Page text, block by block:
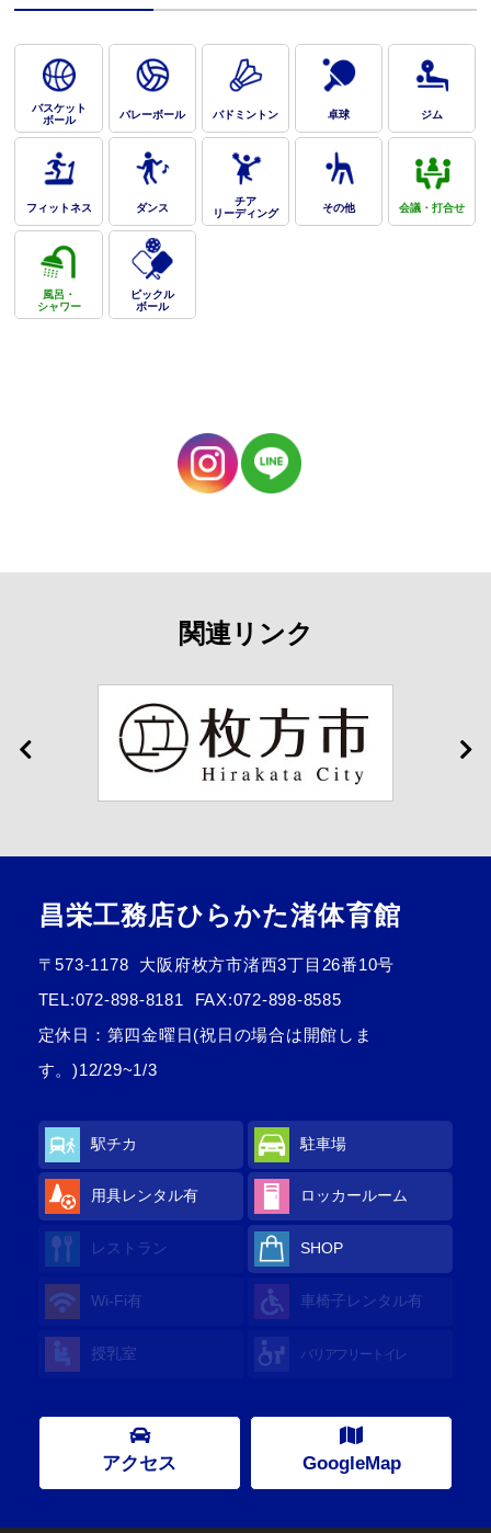
バスケット
ボール
バレーボール バドミントン 卓球 ジム
フィットネス ダンス
チア
リーディング
その他 会議・打合せ
風呂・
シャワー
ピックル
ボール
関連リンク
昌栄工務店ひらかた渚体育館
〒573-1178
大阪府枚方市渚西3丁目26番10号
TEL:072-898-8181
FAX:072-898-8585
定休日：第四金曜日(祝日の場合は開館しま
す。)12/29~1/3
駅チカ 駐車場
用具レンタル有 ロッカールーム
レストラン SHOP
Wi-Fi有 車椅子レンタル有
授乳室 バリアフリートイレ
アクセス GoogleMap